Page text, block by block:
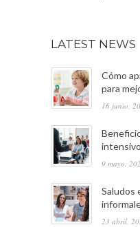
LATEST NEWS
Cómo
para
16 junio,
9 mayo,
Saludos
23 abril,